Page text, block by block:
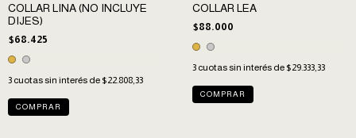
COLLAR LINA (NO INCLUYE
DIJES)
$68.425
3 cuotas sin interés de $22.808,33
COMPRAR
COLLAR LEA
$88.000
3 cuotas sin interés de $29.333,33
COMPRAR